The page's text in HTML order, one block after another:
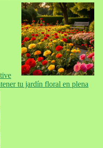
tu jardín floral en plena